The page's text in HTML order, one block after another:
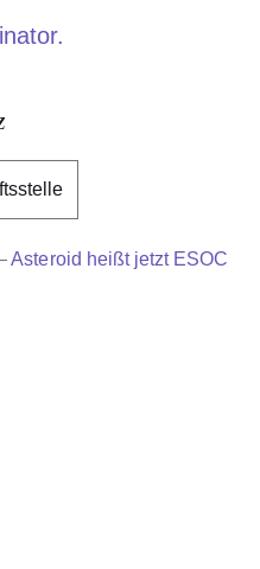
Asteroid heißt jetzt ESOC